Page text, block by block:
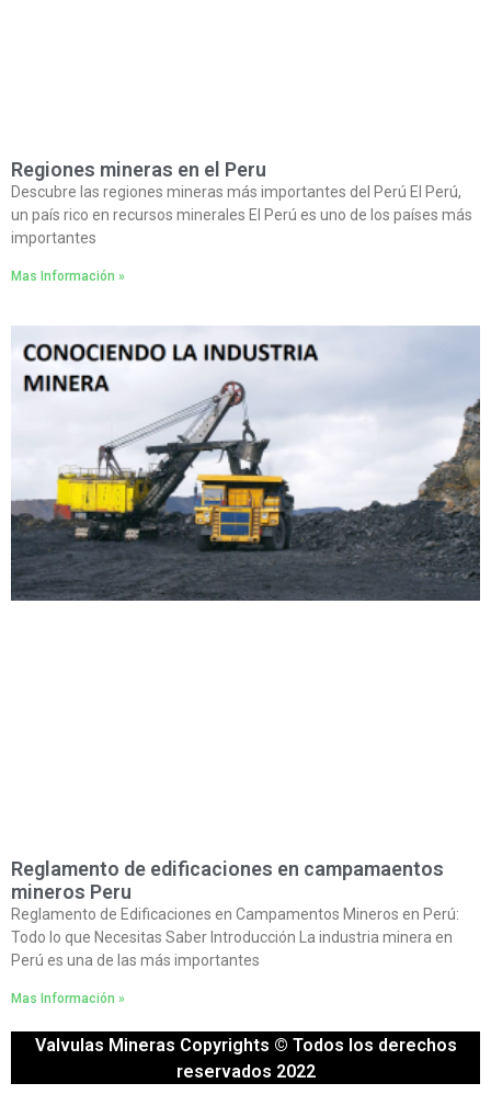
Regiones mineras en el Peru
Descubre las regiones mineras más importantes del Perú El Perú,
un país rico en recursos minerales El Perú es uno de los países más
importantes
Mas Información »
Reglamento de edificaciones en campamaentos
mineros Peru
Reglamento de Edificaciones en Campamentos Mineros en Perú:
Todo lo que Necesitas Saber Introducción La industria minera en
Perú es una de las más importantes
Mas Información »
Valvulas Mineras Copyrights © Todos los derechos
reservados 2022